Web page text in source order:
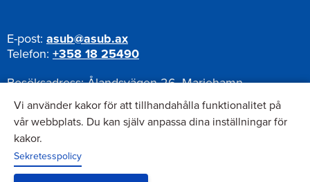
E-post: asub@asub.ax
Telefon: +358 18 25490
Besöksadress:Ålandsvägen 26, Mariehamn
Postadress:
Pb 1187, AX-22111 Mariehamn
Nyhetsbrev
Anmäl dig till vårt nyhetsbrev
Vi använder kakor för att tillhandahålla funktionalitet på
vår webbplats. Du kan själv anpassa dina inställningar för
kakor.
Sekretesspolicy